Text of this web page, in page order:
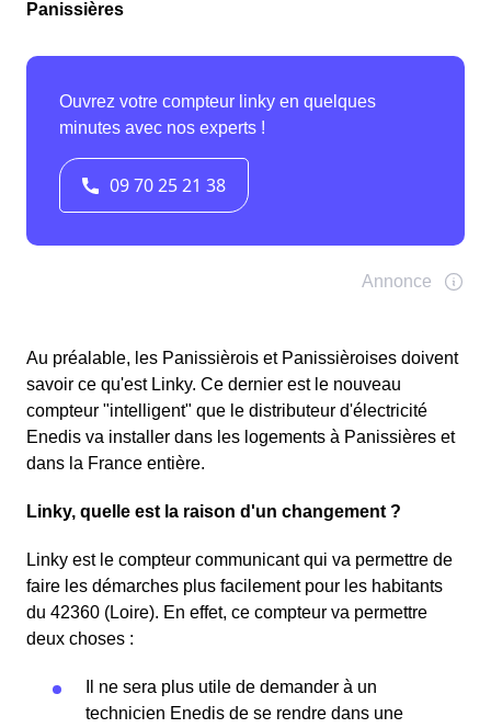
Panissières
Au préalable, les Panissièrois et Panissièroises doivent
savoir ce qu'est Linky. Ce dernier est le nouveau
compteur "intelligent" que le distributeur d'électricité
Enedis va installer dans les logements à Panissières et
dans la France entière.
Linky, quelle est la raison d'un changement ?
Linky est le compteur communicant qui va permettre de
faire les démarches plus facilement pour les habitants
du 42360 (Loire). En effet, ce compteur va permettre
deux choses :
Il ne sera plus utile de demander à un
technicien Enedis de se rendre dans une